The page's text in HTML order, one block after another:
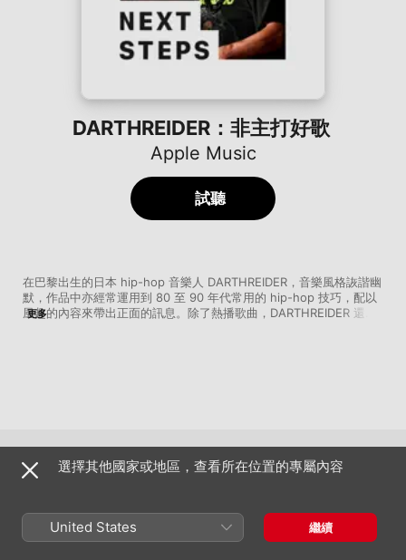
DARTHREIDER：非主打好歌
Apple Music
在巴黎出生的日本 hip-hop 音樂人 DARTHREIDER，音樂風格詼諧幽
默，作品中亦經常運用到 80 至 90 年代常用的 hip-hop 技巧，配以
風趣的內容來帶出正面的訊息。除了熱播歌曲，DARTHREIDER 還有
更多
試聽
精選藝人
選擇其他國家或地區，查看所在位置的專屬內容
United States 繼續